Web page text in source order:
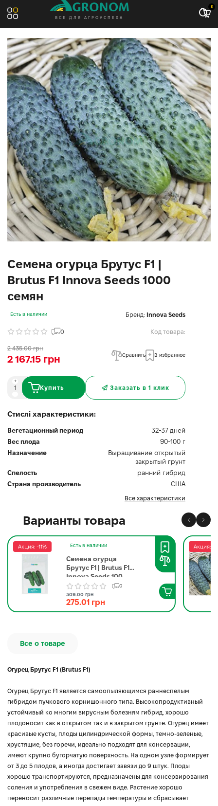
ВСЕ ДЛЯ АГРОУСПЕХА
0
Семена огурца Брутус F1 |
Brutus F1 Innova Seeds 1000
семян
Есть в наличии Бренд: Innova Seeds
0 Код товара:
2 435.00 грн
2 167.15 грн Сравнить В избранное
Купить Заказать в 1 клик
Стислі характеристики:
Вегетационный период
32-37 дней
Вес плода
90-100 г
Назначение
Выращивание открытый
закрытый грунт
Спелость
ранний гибрид
Страна производитель
США
Все характеристики
Варианты товара
Акция: -11% Есть в наличии
Семена огурца
Брутус F1 | Brutus F1
Innova Seeds 100
семян
0
309.00 грн
275.01 грн
Акция: -
Все о товаре
Огурец Брутус F1 (Brutus F1)
Огурец Брутус F1 является самоопыляющимся раннеспелым
гибридом пучкового корнишонного типа. Высокопродуктивный
устойчивый ко многим вирусным болезням гибрид, хорошо
плодоносит как в открытом так и в закрытом грунте. Огурец имеет
красивые кусты, плоды цилиндрической формы, темно-зеленые,
хрустящие, без горечи, идеально подходят для консервации,
имеют крупно бугорчатую поверхность. На одном узле формирует
от 3 до 5 плодов, а иногда достигает завязи до 9 штук. Плоды
хорошо транспортируются, предназначены для консервирования
соления и употребления в свежем виде. Растение хорошо
переносит различные перепады температуры и сбрасывает